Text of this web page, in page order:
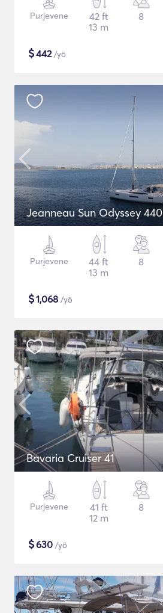
Purjevene
42 ft
13 m
8
$442/yö
Jeanneau Sun Odyssey 440
Purjevene
44 ft
13 m
8
$1,068 /yö
Bavaria Cruiser 41
Purjevene
41 ft
12 m
8
$630 /yö